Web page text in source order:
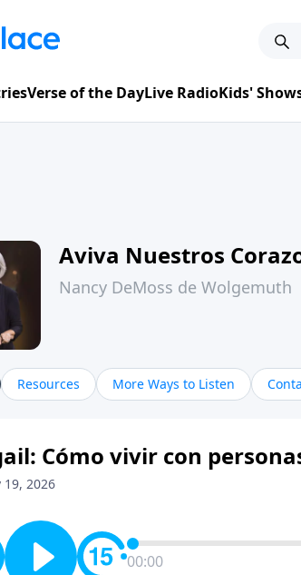
Verse of the DayLive RadioKids'
Aviva Nuestros
Nancy DeMoss de Wolgemuth
Resources More Ways to Listen
Cómo vivir con
19, 2026
00:00